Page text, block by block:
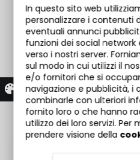
Suite Microsoft
Office
150,00€
PERCORSO FORMATIVO
In questo sito web
personalizzare i contenuti
eventuali annunci
funzioni dei social
verso i nostri server.
sul modo in cui utilizzi il
e/o fornitori che si
navigazione e pubblicità, i
combinarle con ulteriori
fornito loro o che hanno
utilizzo dei loro servizi. Per
prendere visione della